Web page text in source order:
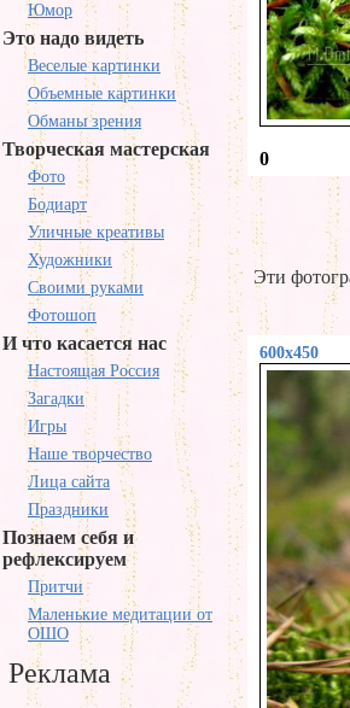
Юмор
Это надо видеть
Веселые картинки
Объемные картинки
Обманы зрения
Творческая мастерская
Фото
Бодиарт
Уличные креативы
Художники
Своими руками
Фотошоп
И что касается нас
Настоящая Россия
Загадки
Игры
Наше творчество
Лица сайта
Праздники
Познаем себя и
рефлексируем
Притчи
Маленькие медитации от
ОШО
Реклама
0
Эти
600x450